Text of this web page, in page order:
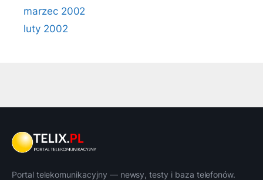
marzec 2002
luty 2002
Portal telekomunikacyjny — newsy, testy i baza telefonów.